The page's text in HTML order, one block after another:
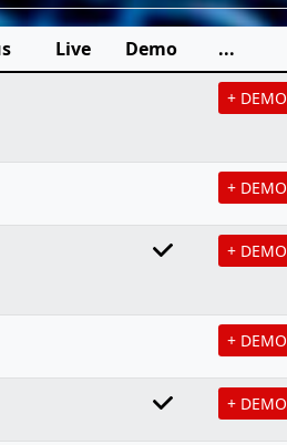
Live Demo
...
+ DEMO
+ DEMO
+ DEMO
+ DEMO
+ DEMO